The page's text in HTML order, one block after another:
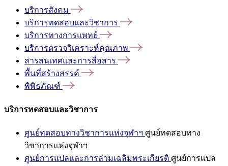
บริการสังคม
บริการทดสอบและวิชาการ
บริการทางการแพทย์
บริการตรวจวิเคราะห์คุณภาพ
สารสนเทศและการสื่อสาร
พื้นที่สร้างสรรค์
พิพิธภัณฑ์
บริการทดสอบและวิชาการ
ศูนย์ทดสอบทางวิชาการแห่งจุฬาฯ ศูนย์ทดสอบทาง
วิชาการแห่งจุฬาฯ
ศูนย์การแปลและการล่ามเฉลิมพระเกียรติ ศูนย์การแปล